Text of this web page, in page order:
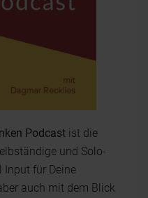
Podcast ist die
und Solo-
Input für Deine
auch mit dem Blick